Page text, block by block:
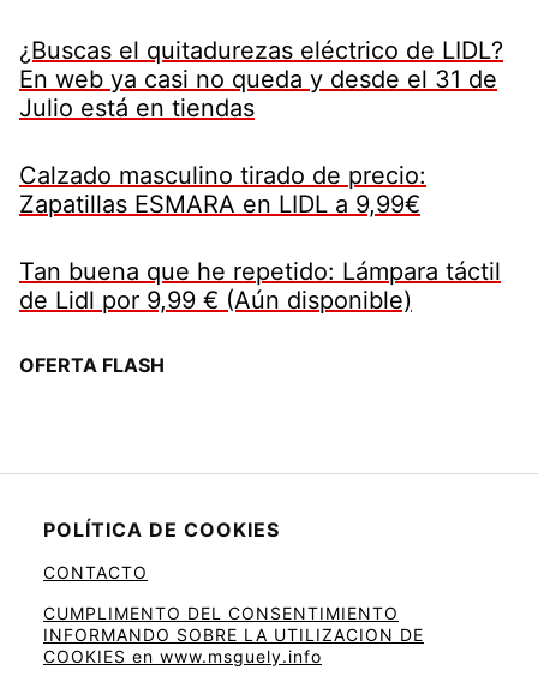
¿Buscas el quitadurezas eléctrico de LIDL?
En web ya casi no queda y desde el 31 de
Julio está en tiendas
Calzado masculino tirado de precio:
Zapatillas ESMARA en LIDL a 9,99€
Tan buena que he repetido: Lámpara táctil
de Lidl por 9,99 € (Aún disponible)
OFERTA FLASH
POLÍTICA DE COOKIES
CONTACTO
CUMPLIMENTO DEL CONSENTIMIENTO
INFORMANDO SOBRE LA UTILIZACION DE
COOKIES en www.msguely.info